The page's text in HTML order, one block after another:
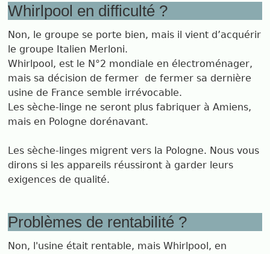
Whirlpool en difficulté ?
Non, le groupe se porte bien, mais il vient d’acquérir
le groupe Italien Merloni.
Whirlpool, est le N°2 mondiale en électroménager,
mais sa décision de fermer de fermer sa dernière
usine de France semble irrévocable.
Les sèche-linge ne seront plus fabriquer à Amiens,
mais en Pologne dorénavant.
Les sèche-linges migrent vers la Pologne. Nous vous
dirons si les appareils réussiront à garder leurs
exigences de qualité.
Problèmes de rentabilité ?
Non, l'usine était rentable, mais Whirlpool, en